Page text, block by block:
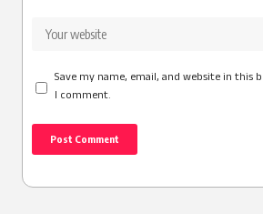
Save my name, email, and website in
I comment.